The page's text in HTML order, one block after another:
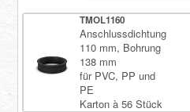
TMOL1160
Anschlussdichtung
110 mm, Bohrung
138 mm
für PVC, PP und
PE
Karton à 56 Stück